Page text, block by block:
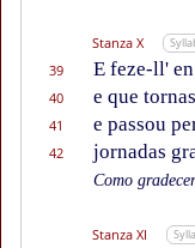
Stanza X
39 E feze-ll'
40 e que
41 e passou
42 jornadas
Como
Stanza XI